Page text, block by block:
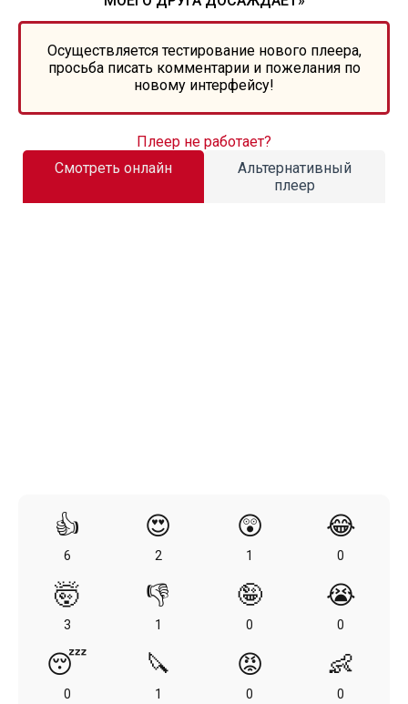
Осуществляется тестирование нового плеера,
просьба писать комментарии и пожелания по
новому интерфейсу!
Смотреть онлайн
Альтернативный
плеер
Плеер не работает?
👍
6
😍
2
😲
1
😂
0
🤯
3
👎
1
🤪
0
😭
0
😴
0
🔪
1
😡
0
👶
0